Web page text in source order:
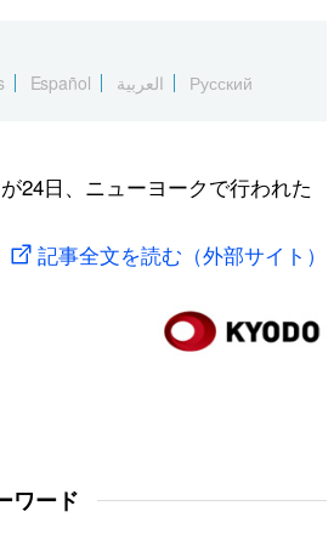
Español العربية Русский
24日、ニューヨークで行われた
記事全文を読む（外部サイト）
ワード